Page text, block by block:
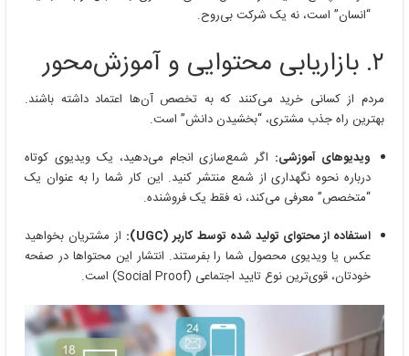
“انسان” است، نه یک شرکت بی‌روح.
۲. بازاریابی محتوایی و آموزش‌محور
مردم از کسانی خرید می‌کنند که به تخصص آن‌ها اعتماد داشته باشند.
بهترین راه جذب مشتری، “بخشیدن دانش” است.
ویدیوهای آموزشی: اگر شمع‌سازی انجام می‌دهید، یک ویدیوی کوتاه
درباره نحوه نگهداری از شمع منتشر کنید. این کار شما را به عنوان یک
“متخصص” معرفی می‌کند، نه فقط یک فروشنده.
استفاده از محتوای تولید شده توسط کاربر (UGC):
از مشتریان بخواهید
عکس یا ویدیوی محصول شما را بفرستند. انتشار این محتواها در صفحه
خودتان، قوی‌ترین نوع تایید اجتماعی (Social Proof) است.